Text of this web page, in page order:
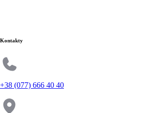
Kontakty
+38 (077) 666 40 40